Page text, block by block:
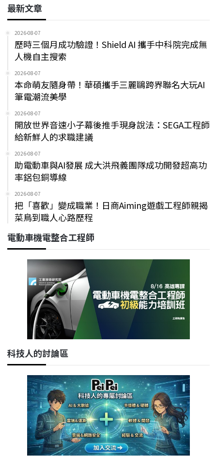
最新文章
2026-08-07
歷時三個月成功驗證！Shield AI 攜手中科院完成無
人機自主搜索
2026-08-07
本命萌友隨身帶！華碩攜手三麗鷗跨界聯名大玩AI
筆電潮流美學
2026-08-07
開放世界音速小子幕後推手現身說法：SEGA工程師
給新鮮人的求職建議
2026-08-07
助電動車與AI發展 成大洪飛義團隊成功開發超高功
率鋁包銅導線
2026-08-07
把「喜歡」變成職業！日商Aiming遊戲工程師親揭
菜鳥到職人心路歷程
電動車機電整合工程師
科技人的討論區